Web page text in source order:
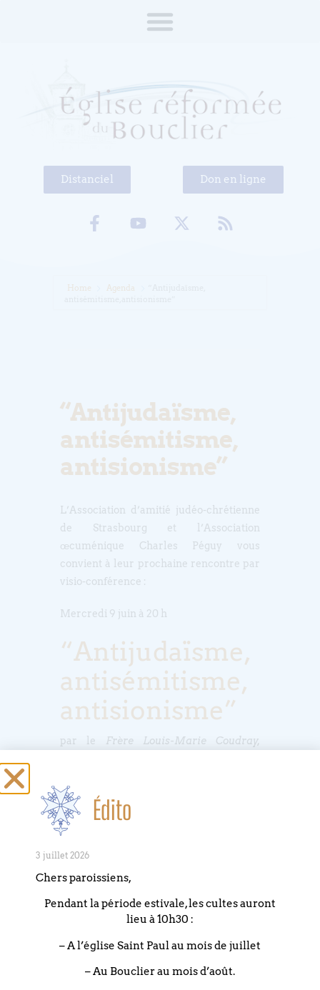
Distanciel Don en ligne
Home Agenda
“Antijudaïsme,
antisémitisme,
antisionisme”
L’Association d’amitié judéo-chrétienne
de Strasbourg et l’Association
œcuménique Charles Péguy vous
convient à leur prochaine rencontre par
visio-conférence :
Mercredi 9 juin à 20 h
“Antijudaïsme,
antisémitisme,
antisionisme”
par le
Frère Louis-Marie Coudray,
Gosh, près de Jérusalem, ancien
responsable du Service National des
Relations avec le Judaïsme de la
intégrée dans son environnement local,
l’Abbaye qui se situe dans un village
musulman, a vocation à constituer une
tournée vers le monde juif.
Édito
3 juillet 2026
Chers paroissiens,
Pendant la période estivale, les cultes auront
lieu à 10h30 :
– A l’église Saint Paul au mois de juillet
– Au Bouclier au mois d’août.